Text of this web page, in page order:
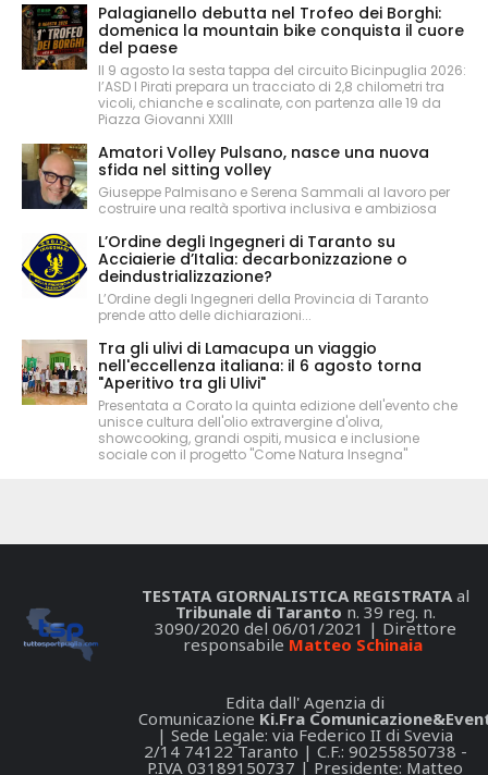
Palagianello debutta nel Trofeo dei Borghi:
domenica la mountain bike conquista il cuore
del paese
Il 9 agosto la sesta tappa del circuito Bicinpuglia 2026:
l’ASD I Pirati prepara un tracciato di 2,8 chilometri tra
vicoli, chianche e scalinate, con partenza alle 19 da
Piazza Giovanni XXIII
Amatori Volley Pulsano, nasce una nuova
sfida nel sitting volley
Giuseppe Palmisano e Serena Sammali al lavoro per
costruire una realtà sportiva inclusiva e ambiziosa
L’Ordine degli Ingegneri di Taranto su
Acciaierie d’Italia: decarbonizzazione o
deindustrializzazione?
L’Ordine degli Ingegneri della Provincia di Taranto
prende atto delle dichiarazioni...
Tra gli ulivi di Lamacupa un viaggio
nell'eccellenza italiana: il 6 agosto torna
"Aperitivo tra gli Ulivi"
Presentata a Corato la quinta edizione dell'evento che
unisce cultura dell'olio extravergine d'oliva,
showcooking, grandi ospiti, musica e inclusione
sociale con il progetto "Come Natura Insegna"
TESTATA GIORNALISTICA REGISTRATAal
Tribunale di Taranto n. 39 reg. n.
3090/2020 del 06/01/2021 | Direttore
responsabile Matteo Schinaia
Edita dall' Agenzia di
Comunicazione Ki.Fra
| Sede Legale: via Federico II di Svevia
2/14 74122 Taranto | C.F.: 90255850738 -
P.IVA 03189150737 | Presidente: Matteo